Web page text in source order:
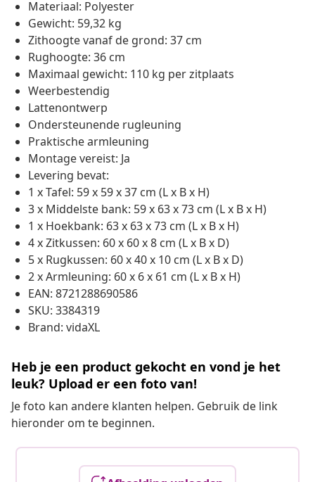
Materiaal: Polyester
Gewicht: 59,32 kg
Zithoogte vanaf de grond: 37 cm
Rughoogte: 36 cm
Maximaal gewicht: 110 kg per zitplaats
Weerbestendig
Lattenontwerp
Ondersteunende rugleuning
Praktische armleuning
Montage vereist: Ja
Levering bevat:
1 x Tafel: 59 x 59 x 37 cm (L x B x H)
3 x Middelste bank: 59 x 63 x 73 cm (L x B x H)
1 x Hoekbank: 63 x 63 x 73 cm (L x B x H)
4 x Zitkussen: 60 x 60 x 8 cm (L x B x D)
5 x Rugkussen: 60 x 40 x 10 cm (L x B x D)
2 x Armleuning: 60 x 6 x 61 cm (L x B x H)
EAN: 8721288690586
SKU: 3384319
Brand: vidaXL
Heb je een product gekocht en vond je het
leuk? Upload er een foto van!
Je foto kan andere klanten helpen. Gebruik de link
hieronder om te beginnen.